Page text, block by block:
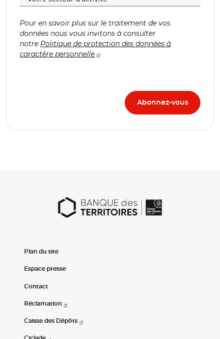
Pour en savoir plus sur le traitement de vos
données nous vous invitons à consulter
notre Politique de protection des données à
caractère personnelle
Plan du site
Espace presse
Contact
Réclamation
Caisse des Dépôts